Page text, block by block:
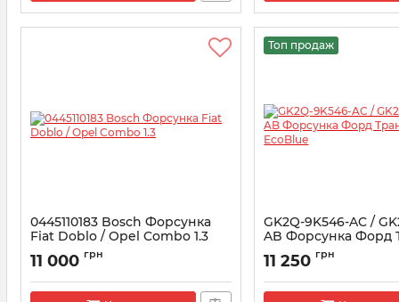
0445110183 Bosсh Форсунка
Fiat Doblo / Opel Combo 1.3
Артикул: 0445110183
11 000 грн
Топ продаж
GK2Q-9K546-AC /
AB Форсунка Форд
2.0 EcoBlue
Артикул:
11 250 грн